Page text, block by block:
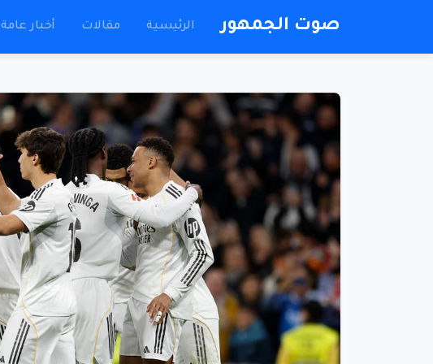
صوت الجمهور الرئيسية مقالات أخبار عامة